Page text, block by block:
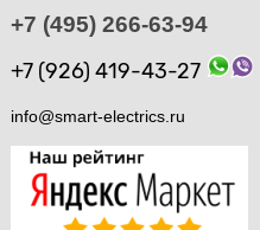
+7 (495) 266-63-94
+7 (926) 419-43-27
info@smart-electrics.ru